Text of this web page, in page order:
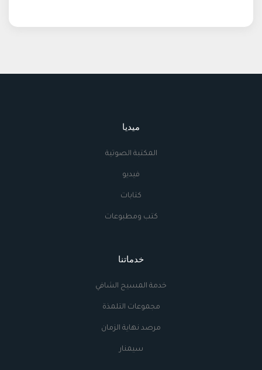
ميديا
المكتبة الصوتية
فيديو
كتابات
كتب ومطبوعات
خدماتنا
خدمة المسيح الشافي
مجموعات التلمذة
مرصد نهاية الزمان
سيمنار